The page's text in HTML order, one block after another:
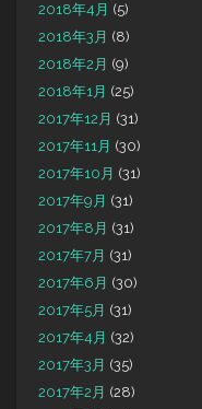
2018年4月 (5)
2018年3月 (8)
2018年2月 (9)
2018年1月 (25)
2017年12月 (31)
2017年11月 (30)
2017年10月 (31)
2017年9月 (31)
2017年8月 (31)
2017年7月 (31)
2017年6月 (30)
2017年5月 (31)
2017年4月 (32)
2017年3月 (35)
2017年2月 (28)